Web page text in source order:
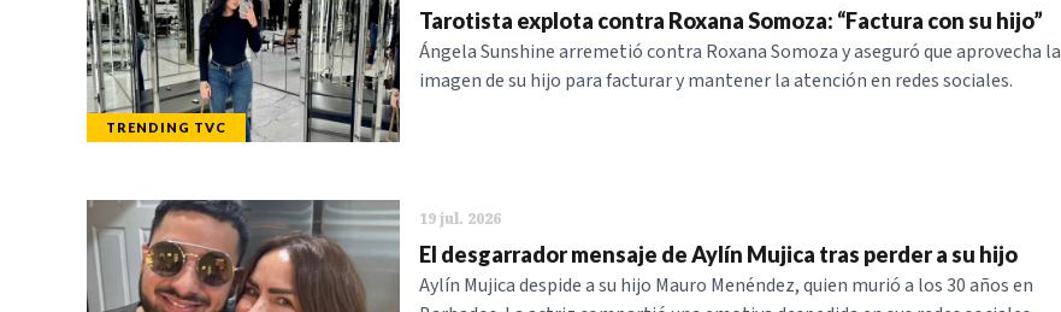
TRENDING TVC
Tarotista explota contra Roxana Somoza: “Factura con su hijo”
Ángela Sunshine arremetió contra Roxana Somoza y aseguró que aprovecha la
imagen de su hijo para facturar y mantener la atención en redes sociales.
19 jul. 2026
El desgarrador mensaje de Aylín Mujica tras perder a su hijo
Aylín Mujica despide a su hijo Mauro Menéndez, quien murió a los 30 años en